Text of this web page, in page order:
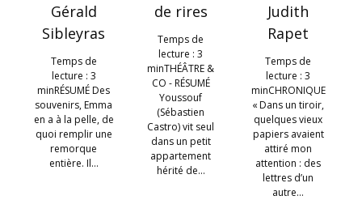
Gérald
Sibleyras
Temps de
lecture : 3
minRÉSUMÉ Des
souvenirs, Emma
en a à la pelle, de
quoi remplir une
remorque
entière. Il…
de rires
Temps de
lecture : 3
minTHÉÂTRE &
CO - RÉSUMÉ
Youssouf
(Sébastien
Castro) vit seul
dans un petit
appartement
hérité de…
Judith
Rapet
Temps de
lecture : 3
minCHRONIQUE
« Dans un tiroir,
quelques vieux
papiers avaient
attiré mon
attention : des
lettres d’un
autre…